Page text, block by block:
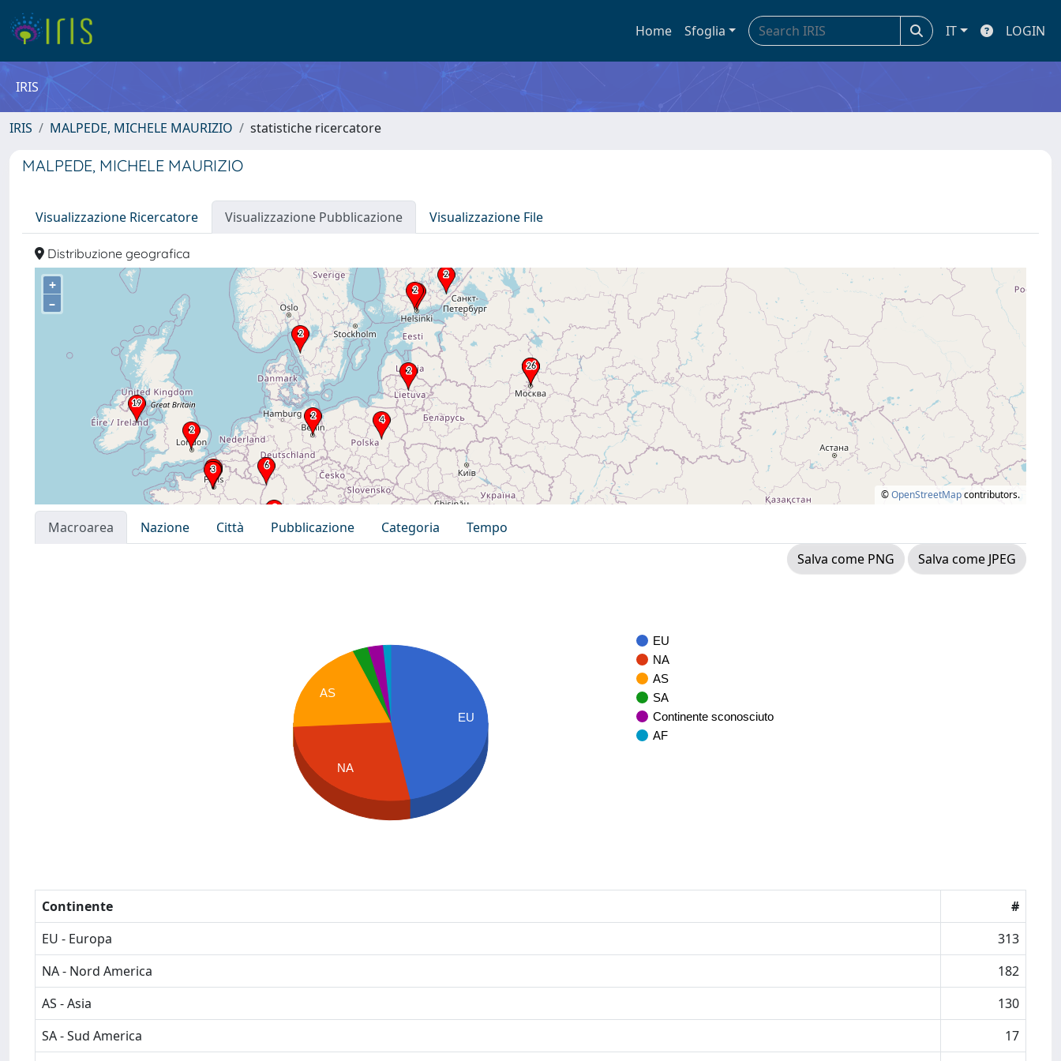
Home Sfoglia IT LOGIN
IRIS
IRIS MALPEDE, MICHELE MAURIZIO statistiche ricercatore
MALPEDE, MICHELE MAURIZIO
Visualizzazione Ricercatore Visualizzazione Pubblicazione Visualizzazione File
Distribuzione geografica
+
–
©OpenStreetMapcontributors.
Macroarea Nazione Città Pubblicazione Categoria
Tempo
Salva come PNG
Salva come JPEG
EU
NA
AS
SA
Continente sconosciuto
AF
EU
AS
NA
Continente
#
EU - Europa
313
NA - Nord America
182
AS - Asia
130
SA - Sud America
17